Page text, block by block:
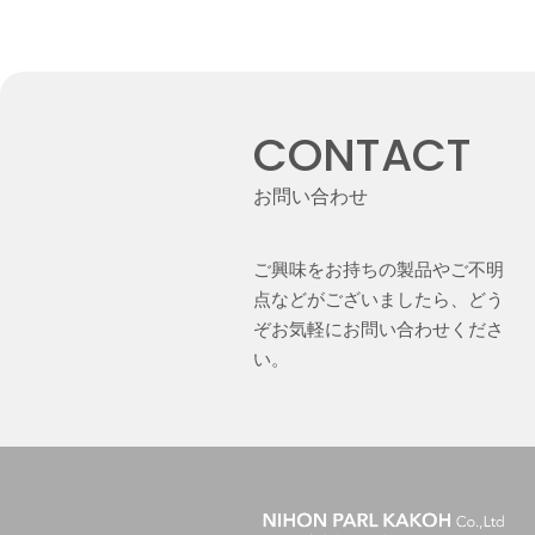
CONTACT
お問い合わせ
ご興味をお持ちの製品やご不明
点などがございましたら、どう
ぞお気軽にお問い合わせくださ
い。